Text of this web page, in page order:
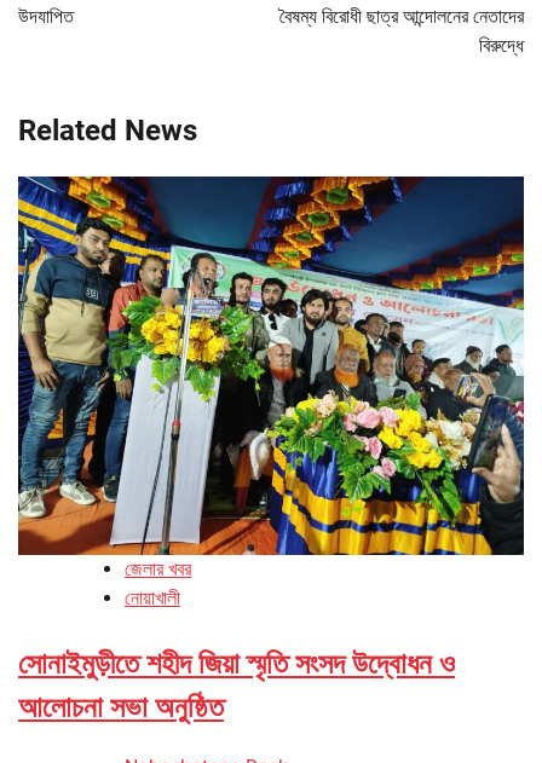
উদযাপিত
বৈষম্য বিরোধী ছাত্র আন্দোলনের নেতাদের
বিরুদ্ধে
Related News
জেলার খবর
নোয়াখালী
সোনাইমুড়ীতে শহীদ জিয়া স্মৃতি সংসদ উদ্বোধন ও
আলোচনা সভা অনুষ্ঠিত